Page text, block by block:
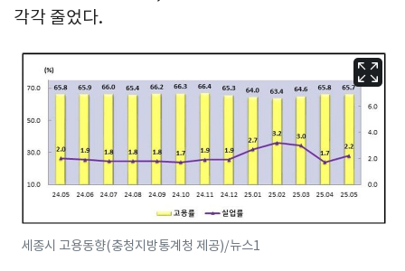
각각 줄었다.
세종시 고용동향(충청지방통계청 제공)/뉴스1